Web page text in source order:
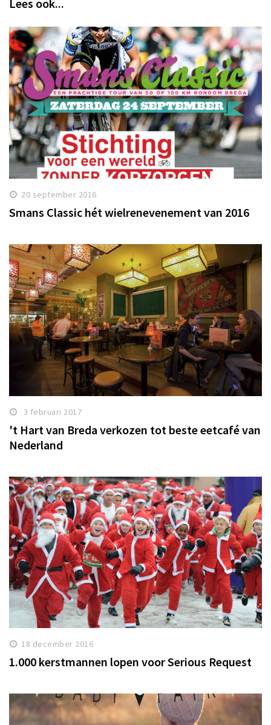
Lees ook...
20 september 2016
Smans Classic hét wielrenevenement van 2016
3 februari 2017
't Hart van Breda verkozen tot beste eetcafé van
Nederland
18 december 2016
1.000 kerstmannen lopen voor Serious Request